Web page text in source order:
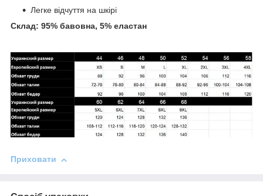
Легке відчуття на шкірі
Склад: 95% бавовна, 5% еластан
Приховати